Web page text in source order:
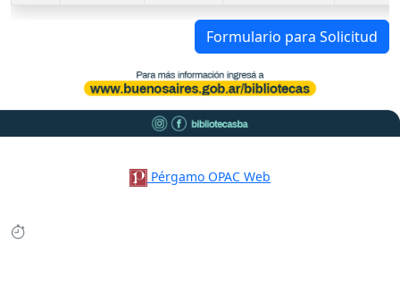
Formulario para Solicitud
Pérgamo OPAC Web